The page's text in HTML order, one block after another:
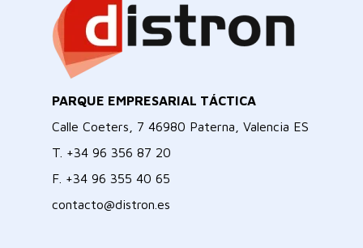
PARQUE EMPRESARIAL TÁCTICA
Calle Coeters, 7 46980 Paterna, Valencia ES
T. +34 96 356 87 20
F. +34 96 355 40 65
contacto@distron.es